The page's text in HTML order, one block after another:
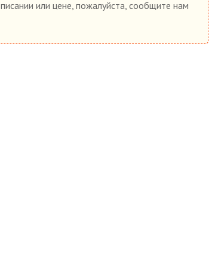
или цене, пожалуйста, сообщите нам